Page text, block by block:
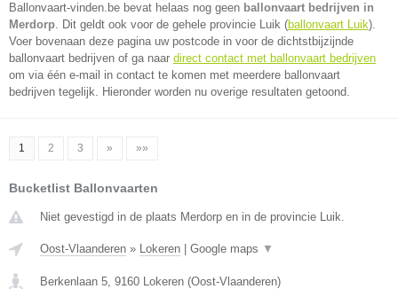
Ballonvaart-vinden.be bevat helaas nog geen ballonvaart bedrijven in
Merdorp. Dit geldt ook voor de gehele provincie Luik (ballonvaart Luik).
Voer bovenaan deze pagina uw postcode in voor de dichtstbijzijnde
ballonvaart bedrijven of ga naar direct contact met ballonvaart bedrijven
om via één e-mail in contact te komen met meerdere ballonvaart
bedrijven tegelijk. Hieronder worden nu overige resultaten getoond.
1 2 3 » »»
Bucketlist Ballonvaarten
Niet gevestigd in de plaats Merdorp en in de provincie Luik.
Oost-Vlaanderen » Lokeren Google maps ▼
Berkenlaan 5, 9160 Lokeren (Oost-Vlaanderen)